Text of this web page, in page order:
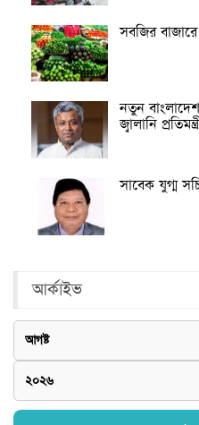
সবজির
নতুন
জ্বালানি
সাবেক যুগ্ম
আর্কাইভ